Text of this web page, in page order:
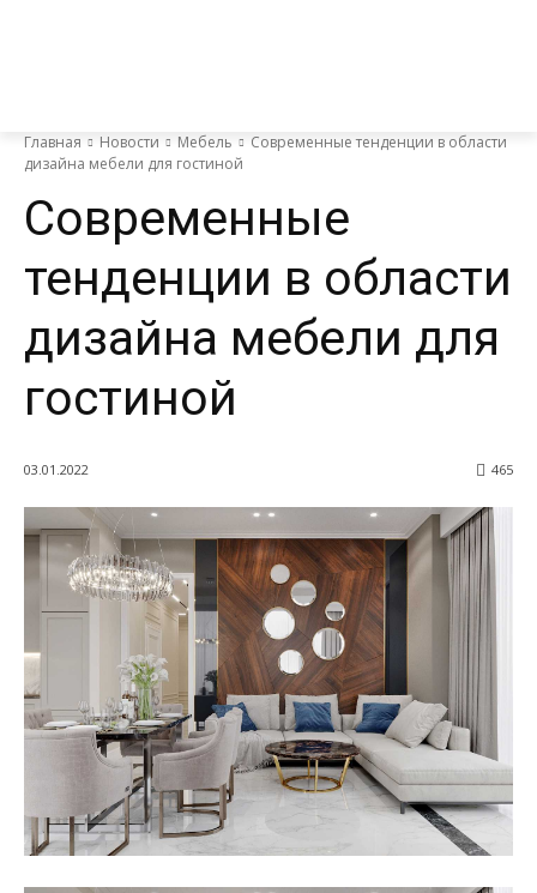
Главная Новости Мебель
Современные тенденции в области
дизайна мебели для гостиной
Современные
тенденции в области
дизайна мебели для
гостиной
03.01.2022 465